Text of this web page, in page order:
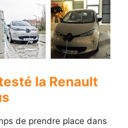
la Renault
de prendre place dans